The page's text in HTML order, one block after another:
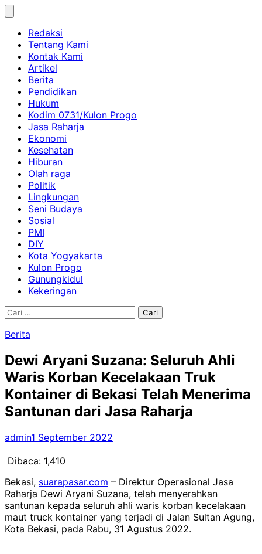
Skip
contentRedaksi
Tentang Kami
Kontak Kami
Artikel
Berita
Pendidikan
Hukum
Kodim 0731/Kulon Progo
Jasa Raharja
Ekonomi
Kesehatan
Hiburan
Olah raga
Politik
Lingkungan
Seni Budaya
Sosial
PMI
DIY
Kota Yogyakarta
Kulon Progo
Gunungkidul
Kekeringan
Cari
Berita
Dewi Aryani Suzana: Seluruh Ahli
Waris Korban Kecelakaan Truk
Kontainer di Bekasi Telah Menerima
Santunan dari Jasa Raharja
admin1 September 2022
Dibaca: 1,410
Bekasi, suarapasar.com – Direktur Operasional Jasa
Raharja Dewi Aryani Suzana, telah menyerahkan
santunan kepada seluruh ahli waris korban kecelakaan
maut truck kontainer yang terjadi di Jalan Sultan Agung,
Kota Bekasi, pada Rabu, 31 Agustus 2022.